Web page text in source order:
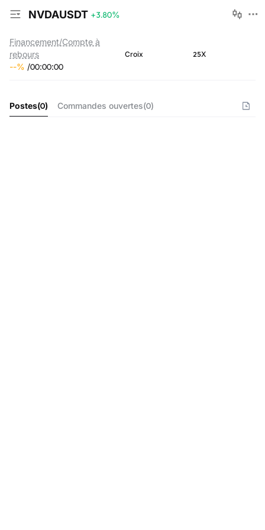
NVDAUSDT +3.80%
Financement/Compte à
rebours
--% /00:00:00
Croix 25X
Postes(0) Commandes ouvertes(0)